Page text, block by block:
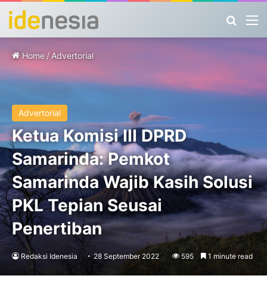
Home / Advertorial
Advertorial
Ketua Komisi III DPRD
Samarinda: Pemkot
Samarinda Wajib Kasih Solusi
PKL Tepian Seusai
Penertiban
Redaksi Idenesia 28 September 2022 595 1 minute read